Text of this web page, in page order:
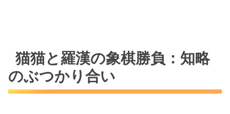
猫猫と羅漢の象棋勝負：知略
のぶつかり合い